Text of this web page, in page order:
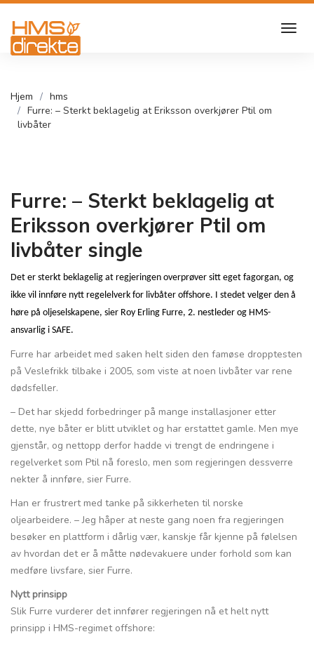
Hjem
hms
Furre: – Sterkt beklagelig at Eriksson overkjører Ptil om
livbåter
Furre: – Sterkt beklagelig at
Eriksson overkjører Ptil om
livbåter single
Det er sterkt beklagelig at regjeringen overprøver sitt eget fagorgan, og
ikke vil innføre nytt regelelverk for livbåter offshore. I stedet velger den å
høre på oljeselskapene, sier Roy Erling Furre, 2. nestleder og HMS-
ansvarlig i SAFE.
Furre har arbeidet med saken helt siden den famøse dropptesten
på Veslefrikk tilbake i 2005, som viste at noen livbåter var rene
dødsfeller.
– Det har skjedd forbedringer på mange installasjoner etter
dette, nye båter er blitt utviklet og har erstattet gamle. Men mye
gjenstår, og nettopp derfor hadde vi trengt de endringene i
regelverket som Ptil nå foreslo, men som regjeringen dessverre
nekter å innføre, sier Furre.
Han er frustrert med tanke på sikkerheten til norske
oljearbeidere. – Jeg håper at neste gang noen fra regjeringen
besøker en plattform i dårlig vær, kanskje får kjenne på følelsen
av hvordan det er å måtte nødevakuere under forhold som kan
medføre livsfare, sier Furre.
Nytt prinsipp
Slik Furre vurderer det innfører regjeringen nå et helt nytt
prinsipp i HMS-regimet offshore: